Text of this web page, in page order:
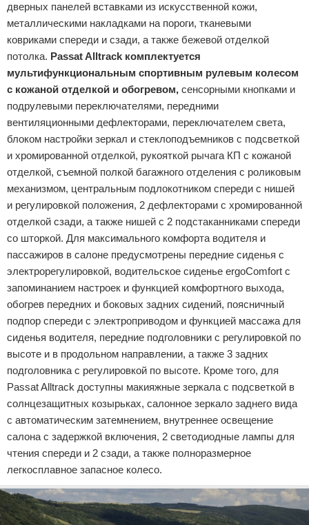
дверных панелей вставками из искусственной кожи,
металлическими накладками на пороги, тканевыми
ковриками спереди и сзади, а также бежевой отделкой
потолка. Passat Alltrack комплектуется
мультифункциональным спортивным рулевым колесом
с кожаной отделкой и обогревом, сенсорными кнопками и
подрулевыми переключателями, передними
вентиляционными дефлекторами, переключателем света,
блоком настройки зеркал и стеклоподъемников с подсветкой
и хромированной отделкой, рукояткой рычага КП с кожаной
отделкой, съемной полкой багажного отделения с роликовым
механизмом, центральным подлокотником спереди с нишей
и регулировкой положения, 2 дефлекторами с хромированной
отделкой сзади, а также нишей с 2 подстаканниками спереди
со шторкой. Для максимального комфорта водителя и
пассажиров в салоне предусмотрены передние сиденья с
электрорегулировкой, водительское сиденье ergoComfort с
запоминанием настроек и функцией комфортного выхода,
обогрев передних и боковых задних сидений, поясничный
подпор спереди с электроприводом и функцией массажа для
сиденья водителя, передние подголовники с регулировкой по
высоте и в продольном направлении, а также 3 задних
подголовника с регулировкой по высоте. Кроме того, для
Passat Alltrack доступны макияжные зеркала с подсветкой в
солнцезащитных козырьках, салонное зеркало заднего вида
с автоматическим затемнением, внутреннее освещение
салона с задержкой включения, 2 светодиодные лампы для
чтения спереди и 2 сзади, а также полноразмерное
легкосплавное запасное колесо.